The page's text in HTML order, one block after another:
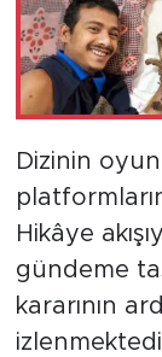
Dizinin
Hikâye
gündeme
kararının